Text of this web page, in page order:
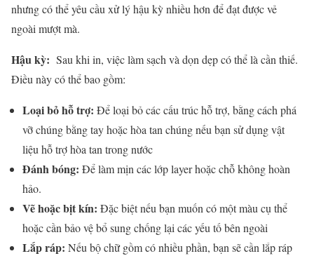
nhưng có thể yêu cầu xử lý hậu kỳ nhiều hơn để đạt được vẻ
ngoài mượt mà.
Hậu kỳ: Sau khi in, việc làm sạch và dọn dẹp có thể là cần thiế.
Điều này có thể bao gồm:
Loại bỏ hỗ trợ: Để loại bỏ các cấu trúc hỗ trợ, bằng cách phá
vỡ chúng bằng tay hoặc hòa tan chúng nếu bạn sử dụng vật
liệu hỗ trợ hòa tan trong nước
Đánh bóng: Để làm mịn các lớp layer hoặc chỗ không hoàn
hảo.
Vẽ hoặc bịt kín: Đặc biệt nếu bạn muốn có một màu cụ thể
hoặc cần bảo vệ bổ sung chống lại các yếu tố bên ngoài
Lắp ráp: Nếu bộ chữ gồm có nhiều phần, bạn sẽ cần lắp ráp